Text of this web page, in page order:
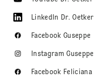
LinkedIn Dr. Oetker
Facebook Guseppe
Instagram Guseppe
Facebook Feliciana